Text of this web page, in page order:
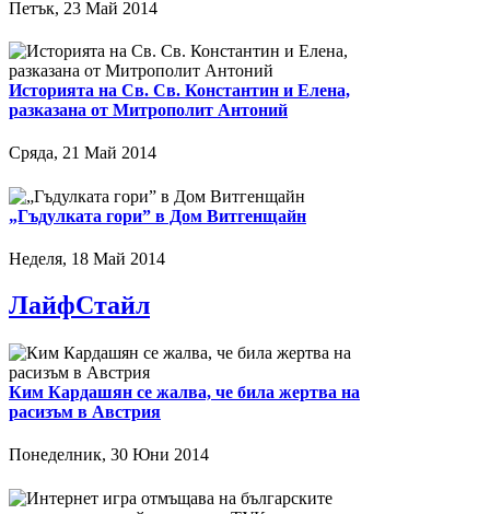
Петък, 23 Май 2014
Историята на Св. Св. Константин и Елена,
разказана от Митрополит Антоний
Сряда, 21 Май 2014
„Гъдулката гори” в Дом Витгенщайн
Неделя, 18 Май 2014
ЛайфСтайл
Ким Кардашян се жалва, че била жертва на
расизъм в Австрия
Понеделник, 30 Юни 2014